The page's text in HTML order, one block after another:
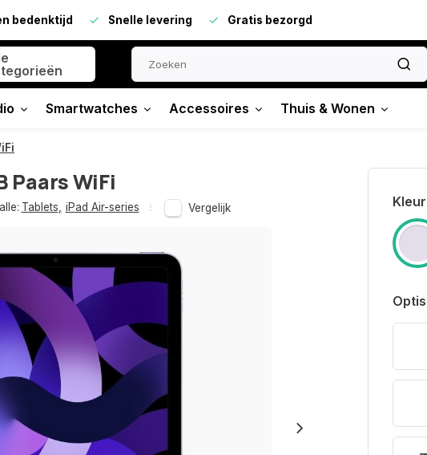
bedenktijd Snelle levering Gratis bezorgd
Smartwatches Accessoires Thuis & Wonen
Paars WiFi
Tablets iPad Air-series Vergelijk